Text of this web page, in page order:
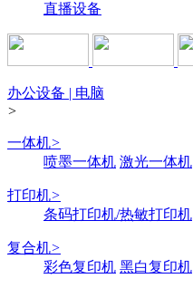
直播设备
办公设备 | 电脑
>
一体机>
喷墨一体机 激光一体机
打印机>
条码打印机/热敏打印机
复合机>
彩色复印机 黑白复印机